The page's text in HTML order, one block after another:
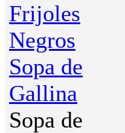
Frijoles
Negros
Sopa de
Gallina
Sopa de